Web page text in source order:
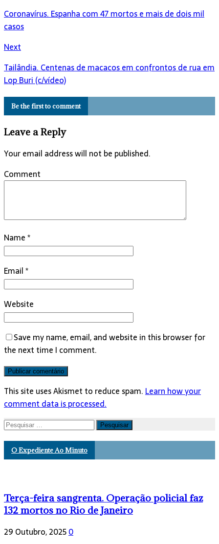
Coronavírus. Espanha com 47 mortos e mais de dois mil
casos
Next
Tailândia. Centenas de macacos em confrontos de rua em
Lop Buri (c/vídeo)
Be the first to comment
Leave a Reply
Your email address will not be published.
Comment
Name*
Email*
Website
Save my name, email, and website in this browser for
the next time I comment.
This site uses Akismet to reduce spam. Learn how your
comment data is processed.
Pesquisar
O Expediente Ao Minuto
Terça-feira sangrenta. Operação policial faz
132 mortos no Rio de Janeiro
29 Outubro, 20250